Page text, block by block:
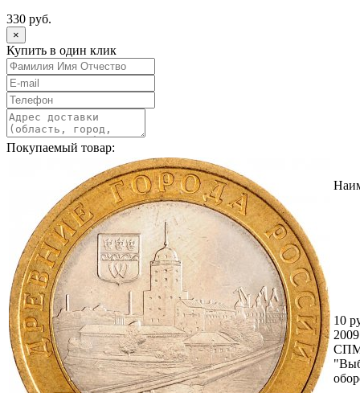
330 руб.
×
Купить в один клик
Покупаемый товар:
10